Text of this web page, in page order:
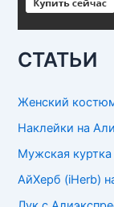
СТАТЬИ
Женский
Наклейки на
Мужская куртка
АйХерб (iHerb)